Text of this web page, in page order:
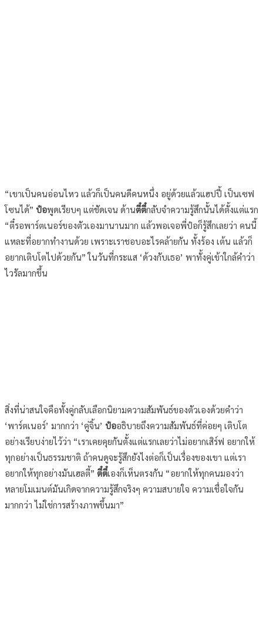
“เขาเป็นคนอ่อนไหว แล้วก็เป็นคนดีคนหนึ่ง อยู่ด้วยแล้วแฮปปี้ เป็นเซฟ
โซนได้” ป๋อพูดเรียบๆ แต่ชัดเจน ด้านตี๋ตี๋กลับจำความรู้สึกนั้นได้ตั้งแต่แรก
“ตี๋รอพาร์ตเนอร์ของตัวเองมานานมาก แล้วพอเจอพี่ป๋อก็รู้สึกเลยว่า คนนี้
แหละที่อยากทำงานด้วย เพราะเราชอบอะไรคล้ายกัน ทั้งร้อง เต้น แล้วก็
อยากเติบโตไปด้วยกัน” ในวันที่กระแส ‘ด้วงกับเธอ’ พาทั้งคู่เข้าใกล้คำว่า
ไวรัลมากขึ้น
สิ่งที่น่าสนใจคือทั้งคู่กลับเลือกนิยามความสัมพันธ์ของตัวเองด้วยคำว่า
‘พาร์ตเนอร์’ มากกว่า ‘คู่จิ้น’ ป๋ออธิบายถึงความสัมพันธ์ที่ค่อยๆ เติบโต
อย่างเรียบง่ายไว้ว่า “เราเคยคุยกันตั้งแต่แรกเลยว่าไม่อยากเสิร์ฟ อยากให้
ทุกอย่างเป็นธรรมชาติ ถ้าคนดูจะรู้สึกยังไงต่อก็เป็นเรื่องของเขา แต่เรา
อยากให้ทุกอย่างมันเฮลตี้” ตี๋ตี๋เองก็เห็นตรงกัน “อยากให้ทุกคนมองว่า
หลายโมเมนต์มันเกิดจากความรู้สึกจริงๆ ความสบายใจ ความเชื่อใจกัน
มากกว่า ไม่ใช่การสร้างภาพขึ้นมา”